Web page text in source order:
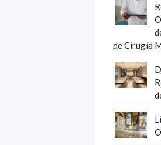
de Cirugía